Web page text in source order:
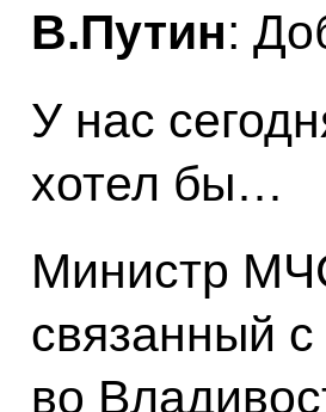
В.Путин:
У нас
хотел бы…
Министр
связанный
во